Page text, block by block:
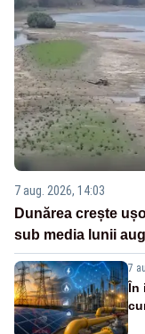
7 aug. 2026, 14:03
Dunărea crește
sub media lunii
7
În